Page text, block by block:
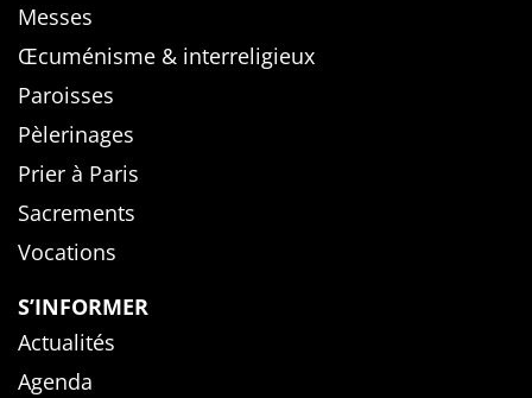
Messes
Œcuménisme & interreligieux
Paroisses
Pèlerinages
Prier à Paris
Sacrements
Vocations
S’INFORMER
Actualités
Agenda